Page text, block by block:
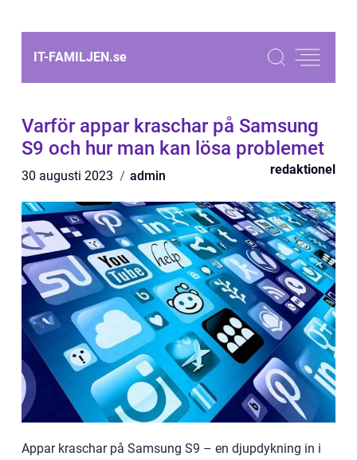
IT-FAMILJEN.se
Varför appar kraschar på Samsung
S9 och hur man kan lösa problemet
30 augusti 2023 admin redaktionel
Appar kraschar på Samsung S9 – en djupdykning in i